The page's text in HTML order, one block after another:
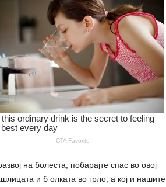
на болеста, побарајте спас во овој
и б олката во грло, а кој и нашите